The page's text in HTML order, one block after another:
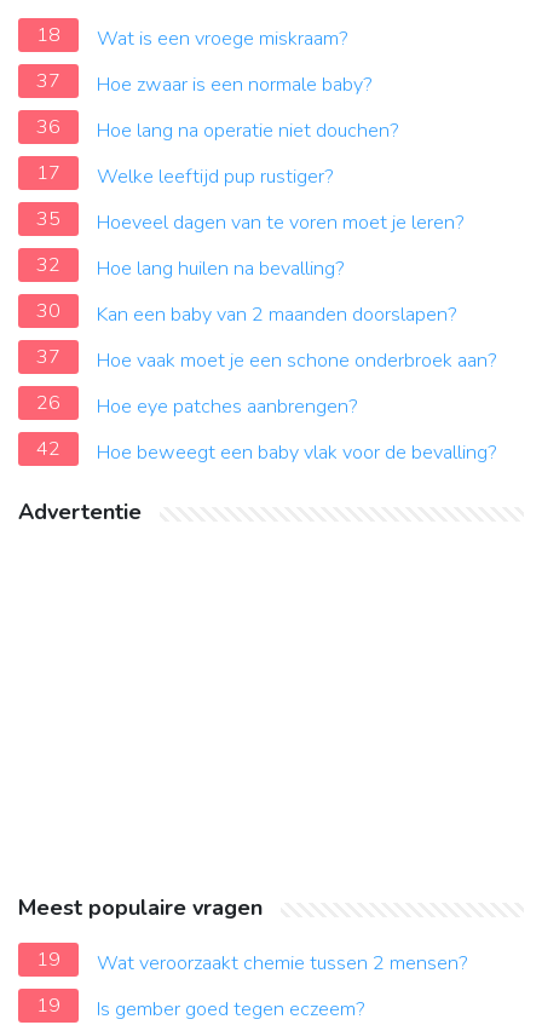
18
Wat is een vroege miskraam?
37
Hoe zwaar is een normale baby?
36
Hoe lang na operatie niet douchen?
17
Welke leeftijd pup rustiger?
35
Hoeveel dagen van te voren moet je leren?
32
Hoe lang huilen na bevalling?
30
Kan een baby van 2 maanden doorslapen?
37
Hoe vaak moet je een schone onderbroek aan?
26
Hoe eye patches aanbrengen?
42
Hoe beweegt een baby vlak voor de bevalling?
Advertentie
Meest populaire vragen
19
Wat veroorzaakt chemie tussen 2 mensen?
19
Is gember goed tegen eczeem?